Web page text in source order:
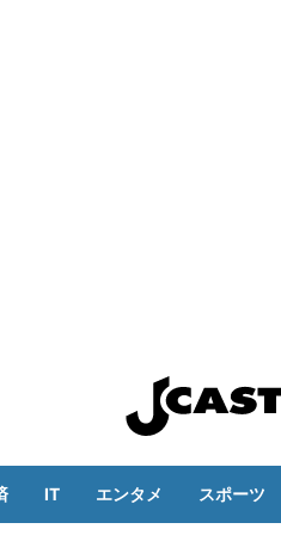
IT エンタメ スポーツ